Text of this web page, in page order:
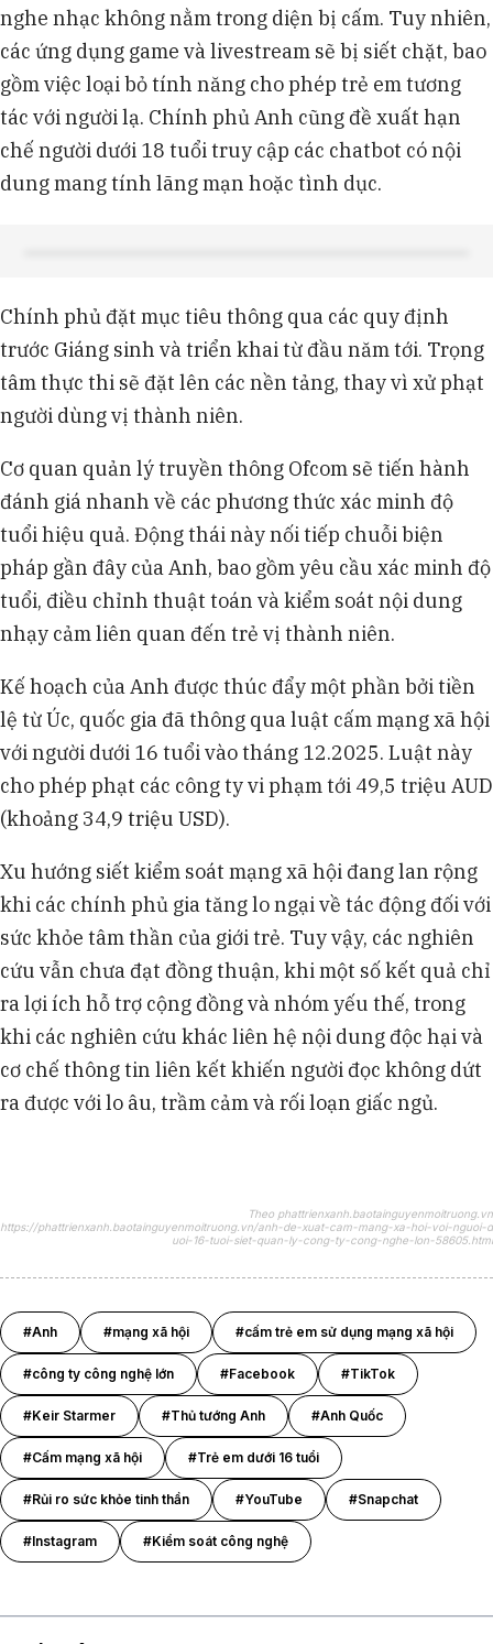
nghe nhạc không nằm trong diện bị cấm. Tuy nhiên,
các ứng dụng game và livestream sẽ bị siết chặt, bao
gồm việc loại bỏ tính năng cho phép trẻ em tương
tác với người lạ. Chính phủ Anh cũng đề xuất hạn
chế người dưới 18 tuổi truy cập các chatbot có nội
dung mang tính lãng mạn hoặc tình dục.
Chính phủ đặt mục tiêu thông qua các quy định
trước Giáng sinh và triển khai từ đầu năm tới. Trọng
tâm thực thi sẽ đặt lên các nền tảng, thay vì xử phạt
người dùng vị thành niên.
Cơ quan quản lý truyền thông Ofcom sẽ tiến hành
đánh giá nhanh về các phương thức xác minh độ
tuổi hiệu quả. Động thái này nối tiếp chuỗi biện
pháp gần đây của Anh, bao gồm yêu cầu xác minh độ
tuổi, điều chỉnh thuật toán và kiểm soát nội dung
nhạy cảm liên quan đến trẻ vị thành niên.
Kế hoạch của Anh được thúc đẩy một phần bởi tiền
lệ từ Úc, quốc gia đã thông qua luật cấm mạng xã hội
với người dưới 16 tuổi vào tháng 12.2025. Luật này
cho phép phạt các công ty vi phạm tới 49,5 triệu AUD
(khoảng 34,9 triệu USD).
Xu hướng siết kiểm soát mạng xã hội đang lan rộng
khi các chính phủ gia tăng lo ngại về tác động đối với
sức khỏe tâm thần của giới trẻ. Tuy vậy, các nghiên
cứu vẫn chưa đạt đồng thuận, khi một số kết quả chỉ
ra lợi ích hỗ trợ cộng đồng và nhóm yếu thế, trong
khi các nghiên cứu khác liên hệ nội dung độc hại và
cơ chế thông tin liên kết khiến người đọc không dứt
ra được với lo âu, trầm cảm và rối loạn giấc ngủ.
Theo phattrienxanh.baotainguyenmoitruong.vn
https://phattrienxanh.baotainguyenmoitruong.vn/anh-de-xuat-cam-mang-xa-hoi-voi-nguoi-d
uoi-16-tuoi-siet-quan-ly-cong-ty-cong-nghe-lon-58605.html
#Anh #mạng xã hội #cấm trẻ em sử dụng mạng xã hội
#công ty công nghệ lớn #Facebook #TikTok
#Keir Starmer #Thủ tướng Anh #Anh Quốc
#Cấm mạng xã hội #Trẻ em dưới 16 tuổi
#Rủi ro sức khỏe tinh thần #YouTube #Snapchat
#Instagram #Kiểm soát công nghệ